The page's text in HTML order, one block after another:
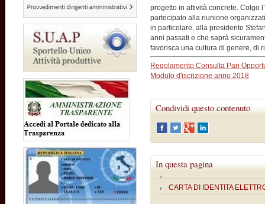
progetto in attività concrete. Colgo
partecipato alla riunione
in particolare, alla presidente
anni passati e che saprà
favorisca una cultura di genere, di
Regolamento Consulta Pari
Modulo d'iscrizione anno 2018
Condividi questo contenuto
In questa pagina
CARTA DI IDENTITA